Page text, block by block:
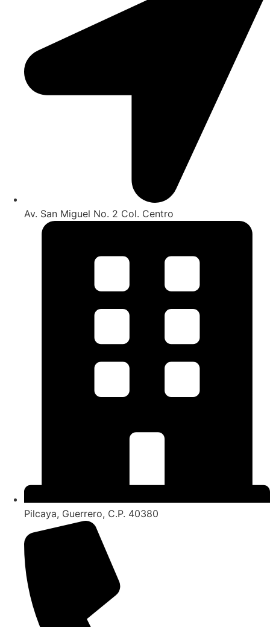
Av. San Miguel No. 2 Col. Centro
Pilcaya, Guerrero, C.P. 40380